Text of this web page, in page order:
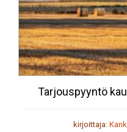
Tarjouspyyntö
kirjoittaja: